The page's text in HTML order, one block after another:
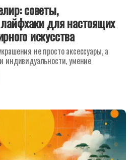
советы,
для настоящих
искусства
не просто аксессуары, а
индивидуальности, умение